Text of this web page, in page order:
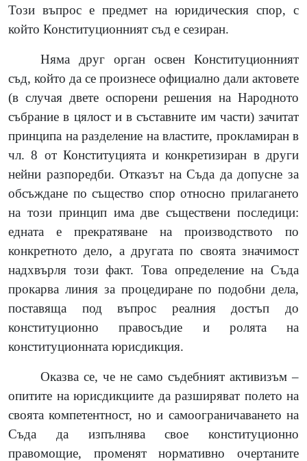
Този въпрос е предмет на юридическия спор, с
който Конституционният съд е сезиран.
Няма друг орган освен Конституционният
съд, който да се произнесе официално дали актовете
(в случая двете оспорени решения на Народното
събрание в цялост и в съставните им части) зачитат
принципа на разделение на властите, прокламиран в
чл. 8 от Конституцията и конкретизиран в други
нейни разпоредби. Отказът на Съда да допусне за
обсъждане по същество спор относно прилагането
на този принцип има две съществени последици:
едната е прекратяване на производството по
конкретното дело, а другата по своята значимост
надхвърля този факт. Това определение на Съда
прокарва линия за процедиране по подобни дела,
поставяща под въпрос реалния достъп до
конституционно правосъдие и ролята на
конституционната юрисдикция.
Оказва се, че не само съдебният активизъм –
опитите на юрисдикциите да разширяват полето на
своята компетентност, но и самоограничаването на
Съда да изпълнява свое конституционно
правомощие, променят нормативно очертаните